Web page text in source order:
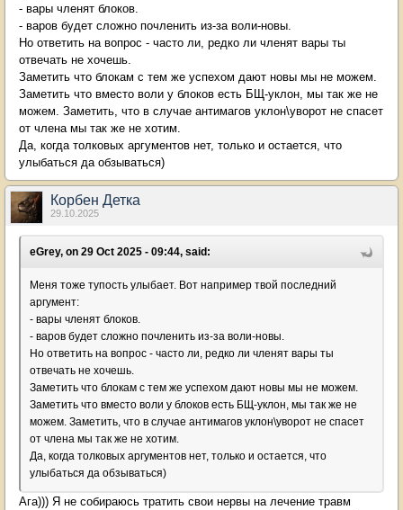
- вары членят блоков.
- варов будет сложно почленить из-за воли-новы.
Но ответить на вопрос - часто ли, редко ли членят вары ты
отвечать не хочешь.
Заметить что блокам с тем же успехом дают новы мы не можем.
Заметить что вместо воли у блоков есть БЩ-уклон, мы так же не
можем. Заметить, что в случае антимагов уклон\уворот не спасет
от члена мы так же не хотим.
Да, когда толковых аргументов нет, только и остается, что
улыбаться да обзываться)
Корбен Детка
29.10.2025
eGrey, on 29 Oct 2025 - 09:44, said:
Меня тоже тупость улыбает. Вот например твой последний
аргумент:
- вары членят блоков.
- варов будет сложно почленить из-за воли-новы.
Но ответить на вопрос - часто ли, редко ли членят вары ты
отвечать не хочешь.
Заметить что блокам с тем же успехом дают новы мы не можем.
Заметить что вместо воли у блоков есть БЩ-уклон, мы так же не
можем. Заметить, что в случае антимагов уклон\уворот не спасет
от члена мы так же не хотим.
Да, когда толковых аргументов нет, только и остается, что
улыбаться да обзываться)
Ага))) Я не собираюсь тратить свои нервы на лечение травм